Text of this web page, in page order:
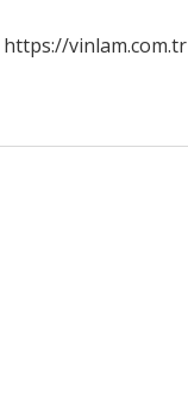
https://vinlam.com.tr